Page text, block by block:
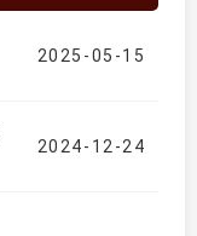
2025-05-15
2024-12-24